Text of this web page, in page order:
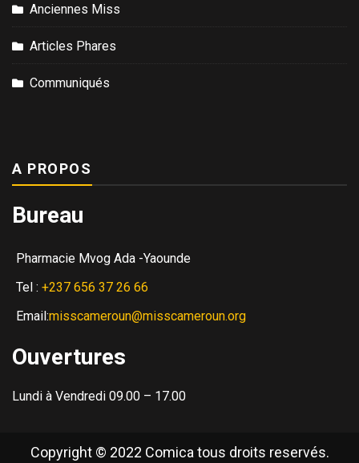
Anciennes Miss
Articles Phares
Communiqués
A PROPOS
Bureau
Pharmacie Mvog Ada -Yaounde
Tel : +237 656 37 26 66
Email:misscameroun@misscameroun.org
Ouvertures
Lundi à Vendredi 09.00 – 17.00